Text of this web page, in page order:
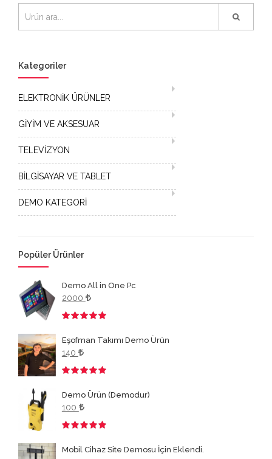
Kategoriler
ELEKTRONİK ÜRÜNLER
GİYİM VE AKSESUAR
TELEVİZYON
BİLGİSAYAR VE TABLET
DEMO KATEGORİ
Popüler Ürünler
Demo All in One Pc
2000
Eşofman Takımı Demo Ürün
140
Demo Ürün (Demodur)
100
Mobil Cihaz Site Demosu İçin Eklendi.